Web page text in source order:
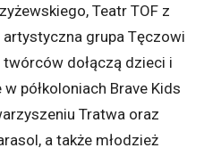
Teatr TOF z
grupa Tęczowi
dołączą dzieci i
półkoloniach Brave Kids
Tratwa oraz
a także młodzież